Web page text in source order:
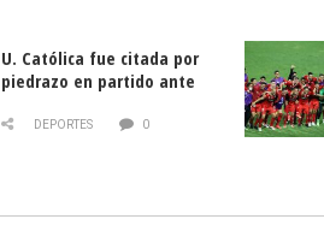
U. Católica fue citada por
piedrazo en partido ante
DEPORTES 0